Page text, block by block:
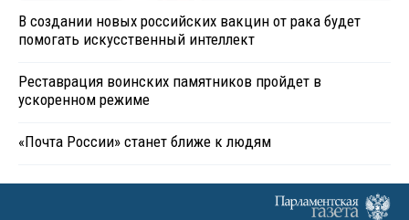
В создании новых российских вакцин от рака будет
помогать искусственный интеллект
Реставрация воинских памятников пройдет в
ускоренном режиме
«Почта России» станет ближе к людям